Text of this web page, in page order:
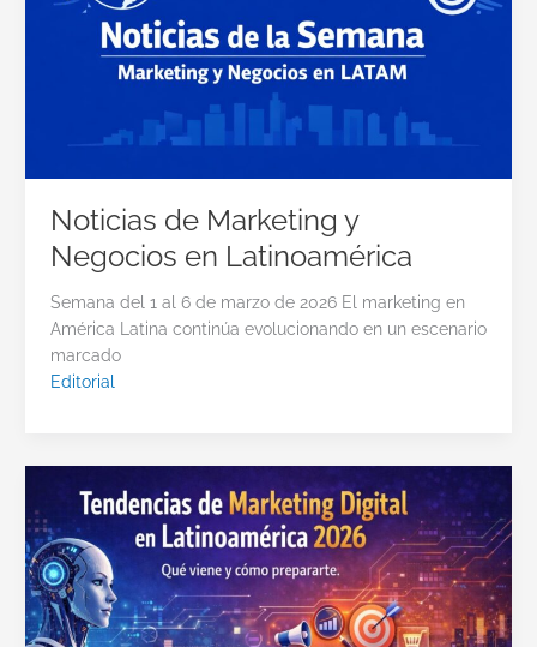
Noticias de Marketing y
Negocios en Latinoamérica
Semana del 1 al 6 de marzo de 2026 El marketing en
América Latina continúa evolucionando en un escenario
marcado
Editorial